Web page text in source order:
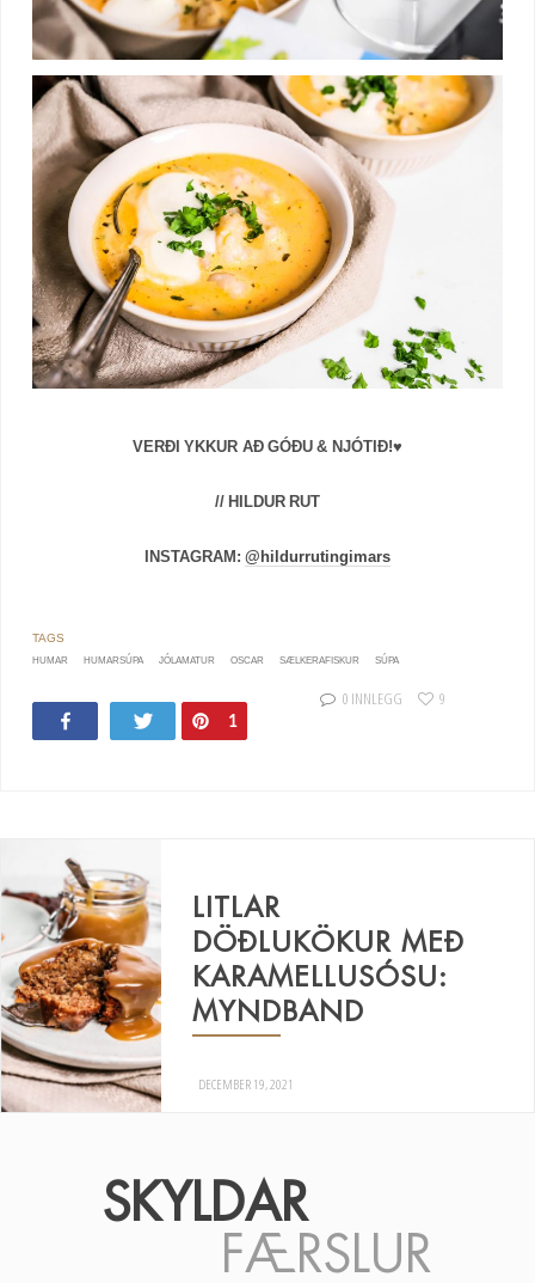
VERÐI YKKUR AÐ GÓÐU & NJÓTIÐ!♥
// HILDUR RUT
INSTAGRAM:@hildurrutingimars
HUMAR HUMARSÚPA JÓLAMATUR OSCAR SÆLKERAFISKUR SÚPA
Tweet Pin
1
0 INNLEGG 9
LITLAR
DÖÐLUKÖKUR MEÐ
KARAMELLUSÓSU:
MYNDBAND
DECEMBER 19, 2021
SKYLDAR
FÆRSLUR